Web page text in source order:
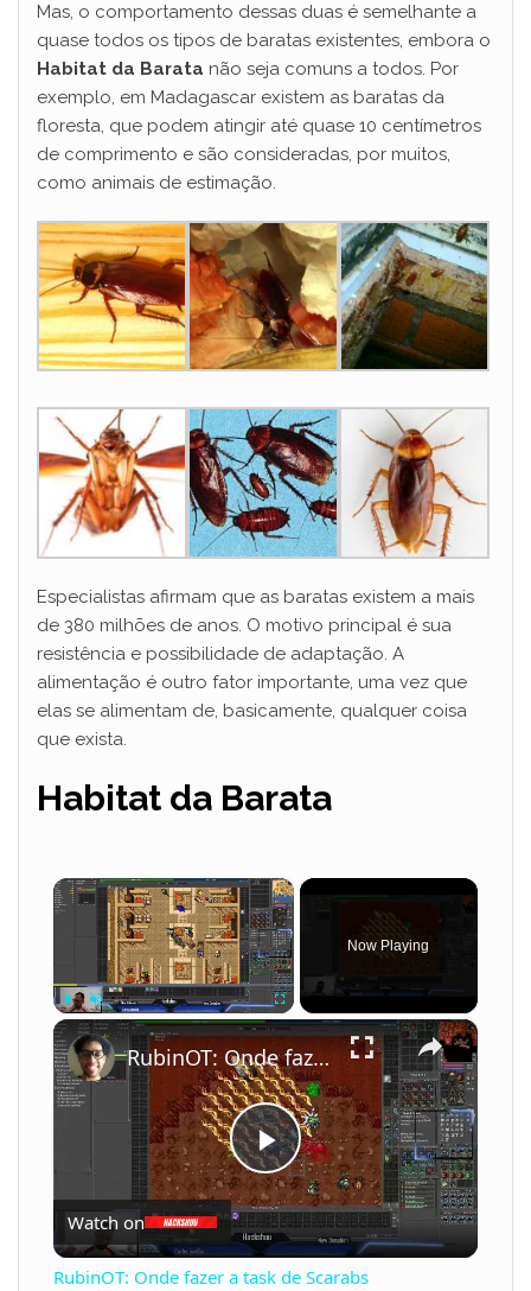
Mas, o comportamento dessas duas é semelhante a
quase todos os tipos de baratas existentes, embora o
Habitat da Barata não seja comuns a todos. Por
exemplo, em Madagascar existem as baratas da
floresta, que podem atingir até quase 10 centímetros
de comprimento e são consideradas, por muitos,
como animais de estimação.
Especialistas afirmam que as baratas existem a mais
de 380 milhões de anos. O motivo principal é sua
resistência e possibilidade de adaptação. A
alimentação é outro fator importante, uma vez que
elas se alimentam de, basicamente, qualquer coisa
que exista.
Habitat da Barata
×
Play Unmute Fullscreen
Now Playing
×
P
l
RubinOT: Onde fazer a task de Scarabs
Watch on
RubinOT: Onde fazer a task de Scarabs